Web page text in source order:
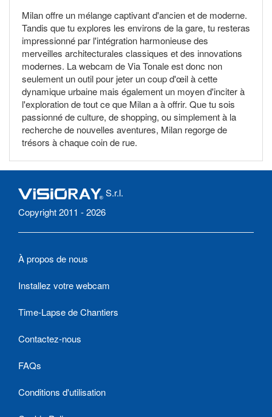
Milan offre un mélange captivant d'ancien et de moderne.
Tandis que tu explores les environs de la gare, tu resteras
impressionné par l'intégration harmonieuse des
merveilles architecturales classiques et des innovations
modernes. La webcam de Via Tonale est donc non
seulement un outil pour jeter un coup d'œil à cette
dynamique urbaine mais également un moyen d'inciter à
l'exploration de tout ce que Milan a à offrir. Que tu sois
passionné de culture, de shopping, ou simplement à la
recherche de nouvelles aventures, Milan regorge de
trésors à chaque coin de rue.
S.r.l.
Copyright 2011 - 2026
À propos de nous
Installez votre webcam
Time-Lapse de Chantiers
Contactez-nous
FAQs
Conditions d'utilisation